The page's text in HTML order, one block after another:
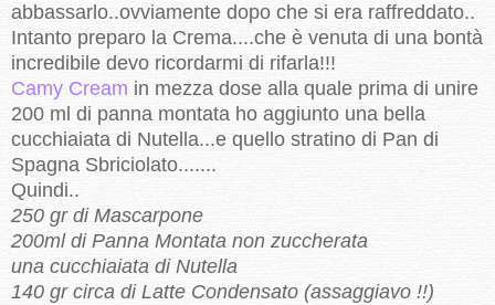
abbassarlo..ovviamente dopo che si era raffreddato..
Intanto preparo la Crema....che è venuta di una bontà
incredibile devo ricordarmi di rifarla!!!
Camy Cream in mezza dose alla quale prima di unire
200 ml di panna montata ho aggiunto una bella
cucchiaiata di Nutella...e quello stratino di Pan di
Spagna Sbriciolato.......
Quindi..
250 gr di Mascarpone
200ml di Panna Montata non zuccherata
una cucchiaiata di Nutella
140 gr circa di Latte Condensato (assaggiavo !!)